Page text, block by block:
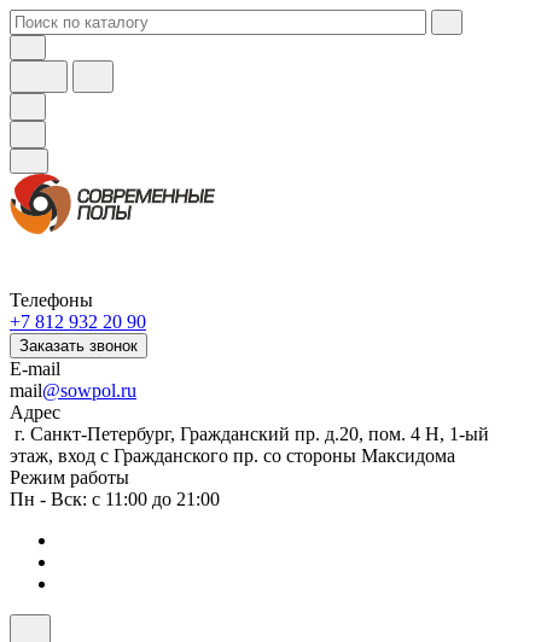
Телефоны
+7 812 932 20 90
Заказать звонок
E-mail
mail@sowpol.ru
Адрес
г. Санкт-Петербург, Гражданский пр. д.20, пом. 4 Н, 1-ый
этаж, вход с Гражданского пр. со стороны Максидома
Режим работы
Пн - Вск: с 11:00 до 21:00